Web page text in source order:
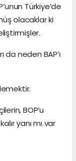
Türkiye’de
olacaklar ki
da neden BAP’ı
BOP’u
yanı mı var